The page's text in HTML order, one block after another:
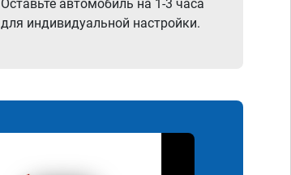
Оставьте автомобиль на 1-3 часа
для индивидуальной настройки.